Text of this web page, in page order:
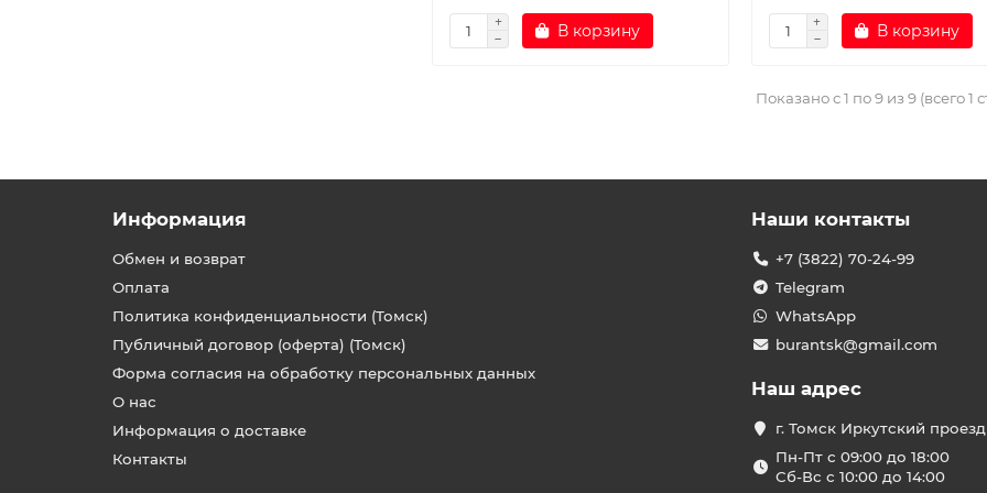
В корзину В корзину
Показано с 1 по 9 из 9 (всего 1
Информация
Обмен и возврат
Оплата
Политика конфиденциальности (Томск)
Публичный договор (оферта) (Томск)
Форма согласия на обработку персональных данных
О нас
Информация о доставке
Контакты
Наши контакты
+7 (3822) 70-24-99
Telegram
WhatsApp
burantsk@gmail.com
Наш адрес
г. Томск Иркутский проезд
Пн-Пт с 09:00 до 18:00
Сб-Вс с 10:00 до 14:00